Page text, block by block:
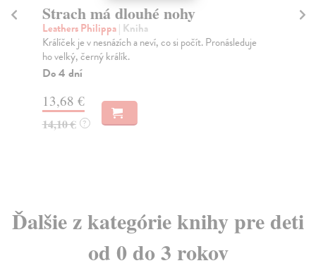
Strach má dlouhé nohy
Leathers Philippa| Kniha
Králíček je v nesnázích a neví, co si počít. Pronásleduje
ho velký, černý králík.
Do 4 dní
13,68 €
14,10 € ?
Ďalšie z kategórie knihy pre deti
od 0 do 3 rokov